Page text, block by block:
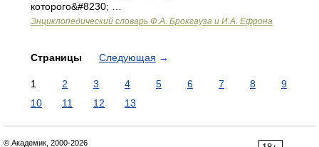
которого&#8230; …
Энциклопедический словарь Ф.А. Брокгауза и И.А. Ефрона
Страницы Следующая →
1 2 3 4 5 6 7 8
9
10
11 12 13
© Академик, 2000-2026